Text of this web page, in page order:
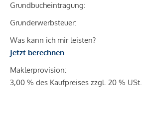
Grundbucheintragung:
Grunderwerbsteuer:
Was kann ich mir leisten?
Jetzt berechnen
Maklerprovision:
3,00 % des Kaufpreises zzgl. 20 % USt.